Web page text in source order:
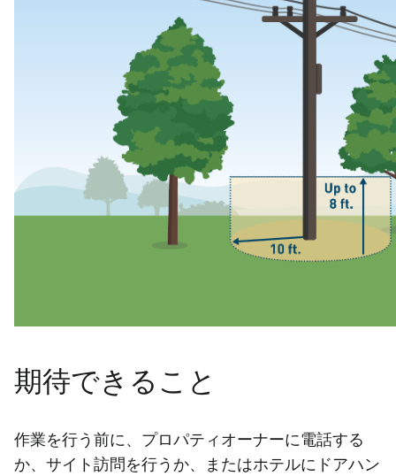
期待できること
作業を行う前に、プロパティオーナーに電話する
か、サイト訪問を行うか、またはホテルにドアハン